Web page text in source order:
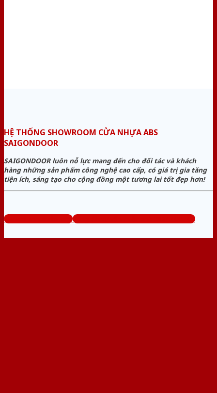
HỆ THỐNG SHOWROOM CỬA NHỰA ABS
SAIGONDOOR
SAIGONDOOR luôn nỗ lực mang đến cho đối tác và khách
hàng những sản phẩm công nghệ cao cấp, có giá trị gia tăng
tiện ích, sáng tạo cho cộng đồng một tương lai tốt đẹp hơn!
www.cuanhuaabs.org Tổng đài tư vấn miễn phí: 0824.400.400